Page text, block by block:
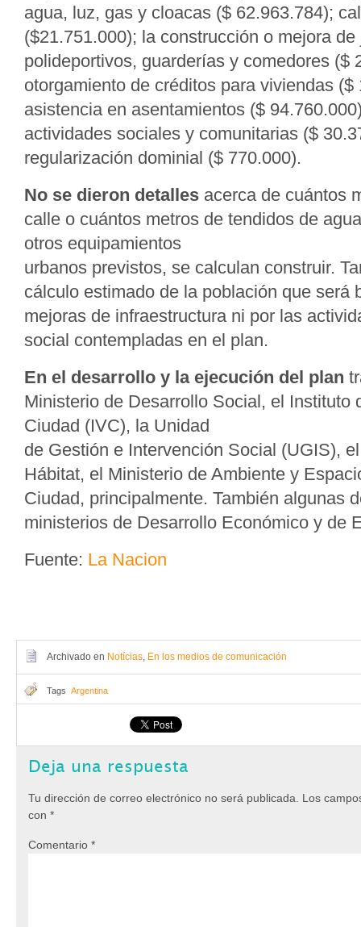
agua, luz, gas y cloacas ($ 62.963.784);
($21.751.000); la construcción o mejora
polideportivos, guarderías y comedores ($
otorgamiento de créditos para viviendas ($
asistencia en asentamientos ($
actividades sociales y comunitarias ($
regularización dominial ($ 770.000).
No se dieron detalles acerca de cuántos
calle o cuántos metros de tendidos de
otros equipamientos
urbanos previstos, se calculan construir.
cálculo estimado de la población que será
mejoras de infraestructura ni por las
social contempladas en el plan.
En el desarrollo y la ejecución del plan
Ministerio de Desarrollo Social, el Instituto
Ciudad (IVC), la Unidad
de Gestión e Intervención Social (UGIS),
Hábitat, el Ministerio de Ambiente y
Ciudad, principalmente. También algunas
ministerios de Desarrollo Económico y de
Fuente: La Nacion
Archivado en Notícias, En los medios de comunicación
Tags Argentina
Deja una respuesta
Tu dirección de correo electrónico no será publicada.
Los
con *
Comentario *